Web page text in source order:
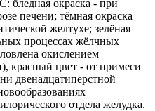
бледная окраска - при
печени; тёмная окраска
желтухе; зелёная
процессах жёлчных
окислением
красный цвет - от примеси
двенадцатиперстной
отдела желудка.